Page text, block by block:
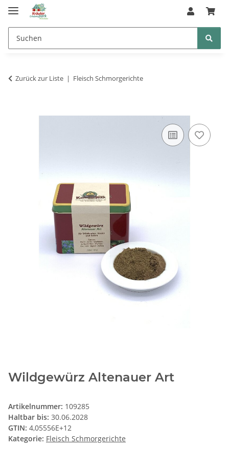
Zurück zur Liste Fleisch Schmorgerichte
Wildgewürz Altenauer Art
Artikelnummer: 109285
Haltbar bis: 30.06.2028
GTIN: 4,05556E+12
Kategorie: Fleisch Schmorgerichte